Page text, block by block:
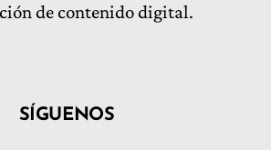
de contenido digital.
SÍGUENOS